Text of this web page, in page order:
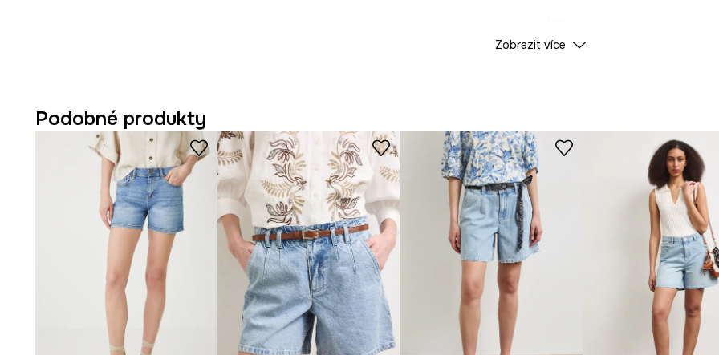
Střední výška pasu s elastickou gumou
postavě.
Bavlna a viskóza ve složení zajišťují prodyšnost a pohodlí při nošení.
Kapsy podšitébavlněnou podšívkou zvyšují komfort používání.
Praktické boční a zadní kapsyumožňují uschování drobností.
jemnou strukturou dodává celku subtilní charakter.
kostkovaný dodává šortkám módní a ležérní vzhled.
Zobrazit více
Podobné produkty